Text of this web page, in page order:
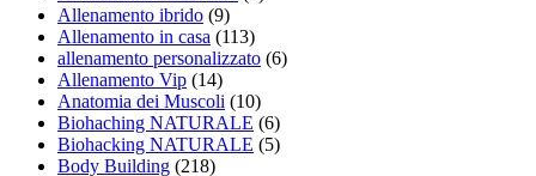
Allenamento ibrido (9)
Allenamento in casa (113)
allenamento personalizzato (6)
Allenamento Vip (14)
Anatomia dei Muscoli (10)
Biohaching NATURALE (6)
Biohacking NATURALE (5)
Body Building (218)